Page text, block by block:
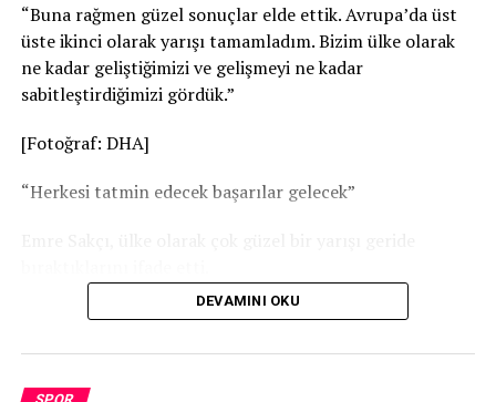
“Buna rağmen güzel sonuçlar elde ettik. Avrupa’da üst
üste ikinci olarak yarışı tamamladım. Bizim ülke olarak
ne kadar geliştiğimizi ve gelişmeyi ne kadar
sabitleştirdiğimizi gördük.”
[Fotoğraf: DHA]
“Herkesi tatmin edecek başarılar gelecek”
“Toplamda, genel klasmanda yarışları 6’ncı olarak
Şampiyonası için çalışmalarımız tam gaz devam ediyor,
DEVAMINI OKU